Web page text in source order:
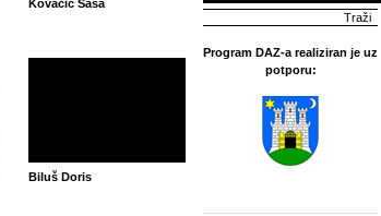
Kovačić Saša
Biluš Doris
Program DAZ-a realiziran je uz
potporu: